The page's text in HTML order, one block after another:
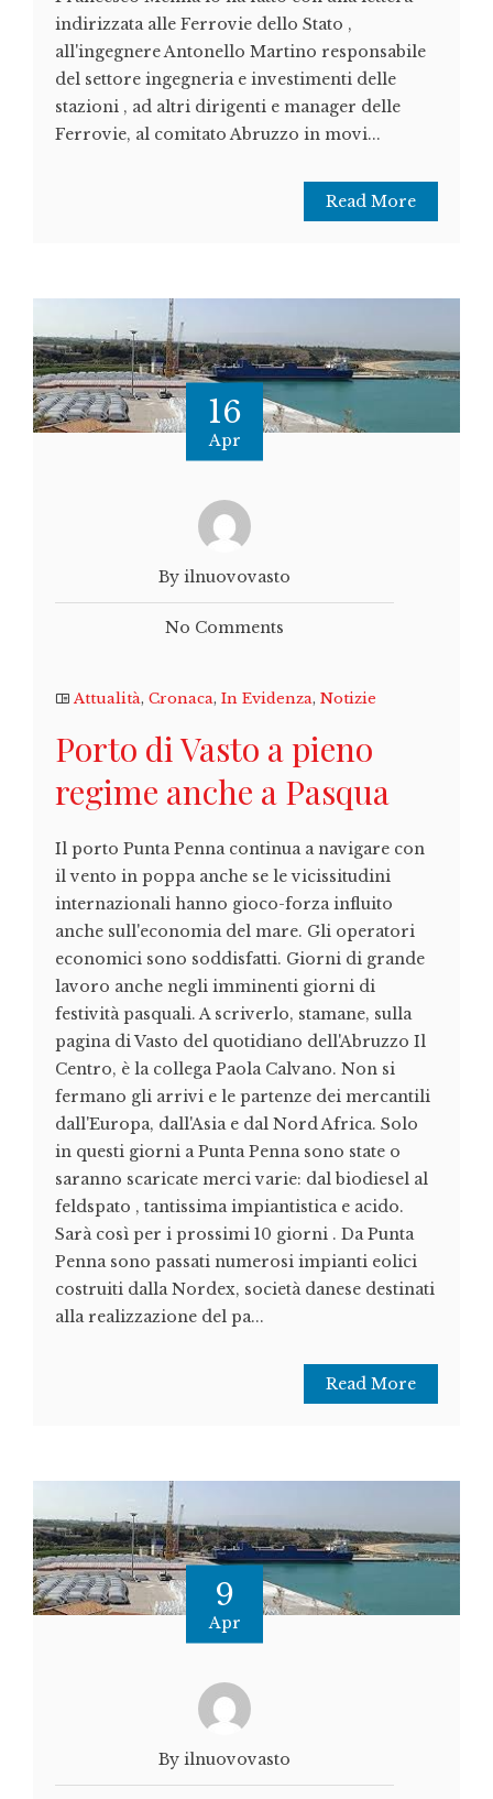
indirizzata alle Ferrovie dello Stato ,
all'ingegnere Antonello Martino responsabile
del settore ingegneria e investimenti delle
stazioni , ad altri dirigenti e manager delle
Ferrovie, al comitato Abruzzo in movi...
Read More
16
Apr
By ilnuovovasto
No Comments
Attualità, Cronaca, In Evidenza, Notizie
Porto di Vasto a pieno
regime anche a Pasqua
Il porto Punta Penna continua a navigare con
il vento in poppa anche se le vicissitudini
internazionali hanno gioco-forza influito
anche sull'economia del mare. Gli operatori
economici sono soddisfatti. Giorni di grande
lavoro anche negli imminenti giorni di
festività pasquali. A scriverlo, stamane, sulla
pagina di Vasto del quotidiano dell'Abruzzo Il
Centro, è la collega Paola Calvano. Non si
fermano gli arrivi e le partenze dei mercantili
dall'Europa, dall'Asia e dal Nord Africa. Solo
in questi giorni a Punta Penna sono state o
saranno scaricate merci varie: dal biodiesel al
feldspato , tantissima impiantistica e acido.
Sarà così per i prossimi 10 giorni . Da Punta
Penna sono passati numerosi impianti eolici
costruiti dalla Nordex, società danese destinati
alla realizzazione del pa...
Read More
9
Apr
By ilnuovovasto